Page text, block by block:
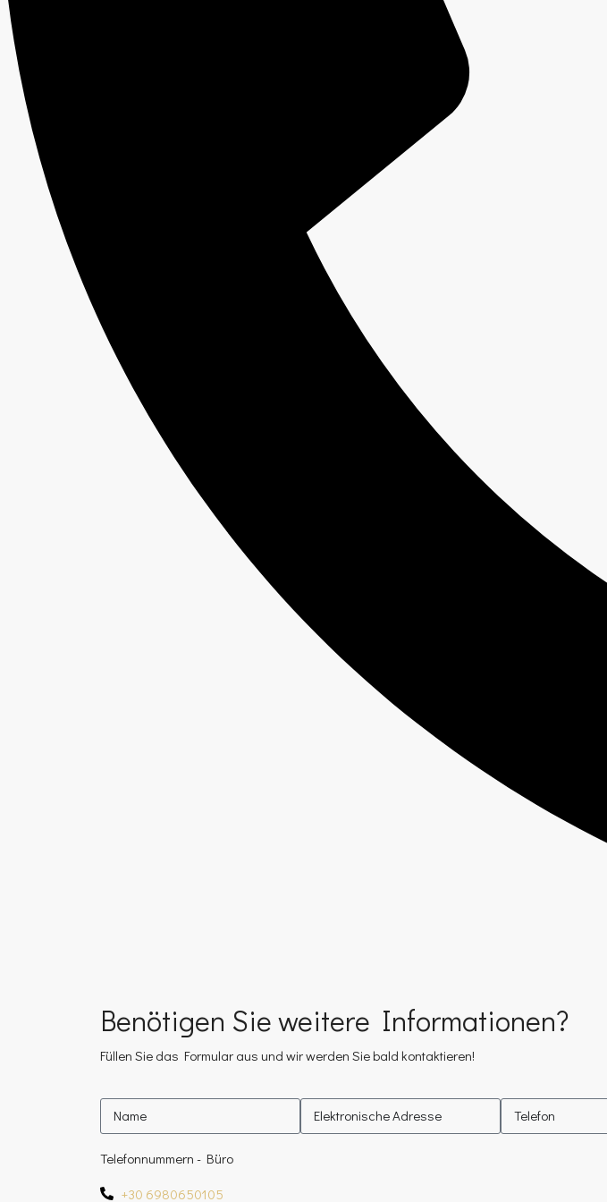
Benötigen Sie weitere Informationen?
Füllen Sie das Formular aus und wir werden Sie bald kontaktieren!
Telefonnummern - Büro
+30 6980650105